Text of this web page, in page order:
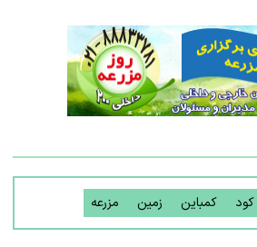
کود کمباین زمین مزرعه